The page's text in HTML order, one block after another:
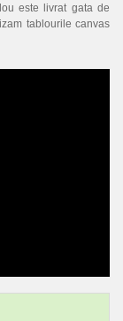
este livrat gata de
tablourile canvas